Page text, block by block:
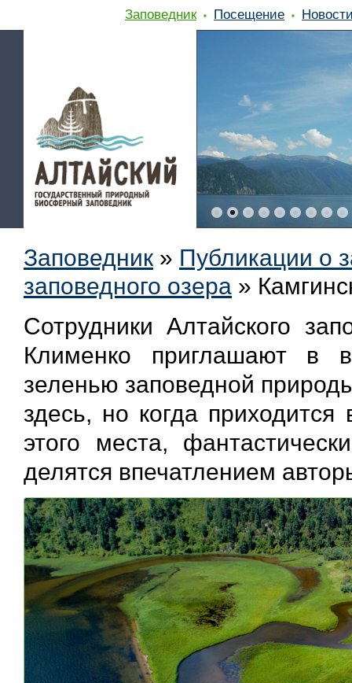
Заповедник Посещение
Заповедник » Публикации о
заповедного озера »
Сотрудники Алтайского
Клименко приглашают в
зеленью заповедной
здесь, но когда приходится
этого места,
делятся впечатлением